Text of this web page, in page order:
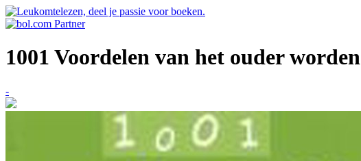
1001 Voordelen van het ouder worden
-